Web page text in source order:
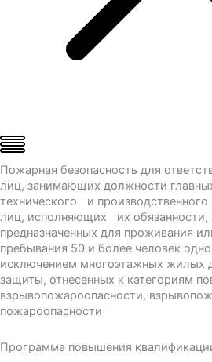
Пожарная безопасность для
лиц, занимающих должности
технического и
лиц, исполняющих их обязанности,
предназначенных для проживания
пребывания 50 и более человек
исключением многоэтажных жилых
защиты, отнесенных к категориям
взрывопожароопасности,
пожароопасности
Программа повышения